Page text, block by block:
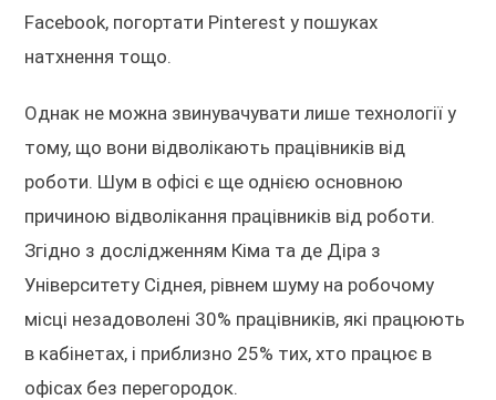
Facebook, погортати Pinterest у пошуках
натхнення тощо.
Однак не можна звинувачувати лише технології у
тому, що вони відволікають працівників від
роботи. Шум в офісі є ще однією основною
причиною відволікання працівників від роботи.
Згідно з дослідженням Кіма та де Діра з
Університету Сіднея, рівнем шуму на робочому
місці незадоволені 30% працівників, які працюють
в кабінетах, і приблизно 25% тих, хто працює в
офісах без перегородок.